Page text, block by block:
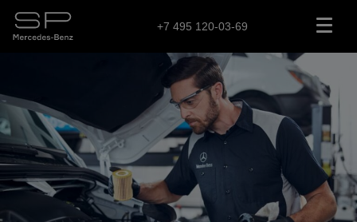
+7 495 120-03-69